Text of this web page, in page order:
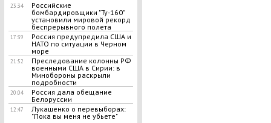
23:34
Российские
бомбардировщики "Ту-160"
установили мировой рекорд
беспрерывного полета
17:39
Россия предупредила США и
НАТО по ситуации в Черном
море
21:52
Преследование колонны РФ
военными США в Сирии: в
Минобороны раскрыли
подробности
20:04
Россия дала обещание
Белоруссии
12:47
​Лукашенко о перевыборах:
"Пока вы меня не убьете"